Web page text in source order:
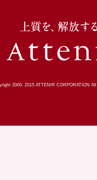
2000- 2015ATTENIR CORPORATION